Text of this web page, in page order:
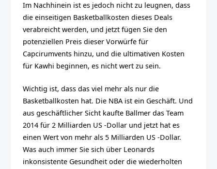
Im Nachhinein ist es jedoch nicht zu leugnen, dass
die einseitigen Basketballkosten dieses Deals
verabreicht werden, und jetzt fügen Sie den
potenziellen Preis dieser Vorwürfe für
Capcirumvents hinzu, und die ultimativen Kosten
für Kawhi beginnen, es nicht wert zu sein.
Wichtig ist, dass das viel mehr als nur die
Basketballkosten hat. Die NBA ist ein Geschäft. Und
aus geschäftlicher Sicht kaufte Ballmer das Team
2014 für 2 Milliarden US -Dollar und jetzt hat es
einen Wert von mehr als 5 Milliarden US -Dollar.
Was auch immer Sie sich über Leonards
inkonsistente Gesundheit oder die wiederholten